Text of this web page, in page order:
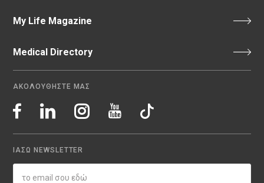
My Life Magazine
Medical Directory
ΑΚΟΛΟΥΘΗΣΤΕ ΜΑΣ
ΙΑΣΩ NEWSLETTER